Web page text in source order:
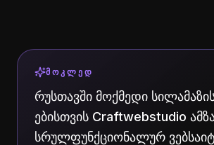
ᲛᲝᲙᲚᲔᲓ
რუსთავში მოქმედი
ებისთვის Craftwebstudio
სრულფუნქციონალურ